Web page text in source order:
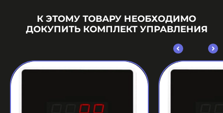
К ЭТОМУ ТОВАРУ НЕОБХОДИМО
ДОКУПИТЬ КОМПЛЕКТ УПРАВЛЕНИЯ